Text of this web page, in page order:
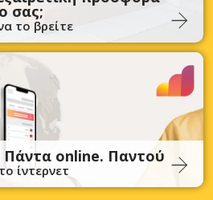
σας;
το βρείτε
Πάντα online. Παντού
ίντερνετ